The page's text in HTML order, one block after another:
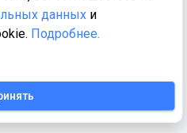
данных и
Подробнее.